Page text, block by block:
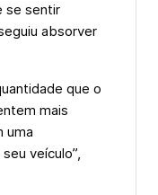
se sentir
absorver
que o
mais
uma
veículo”,